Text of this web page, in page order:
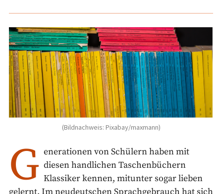
(Bildnachweis: Pixabay/maxmann)
G enerationen von Schülern haben mit
diesen handlichen Taschenbüchern
Klassiker kennen, mitunter sogar lieben